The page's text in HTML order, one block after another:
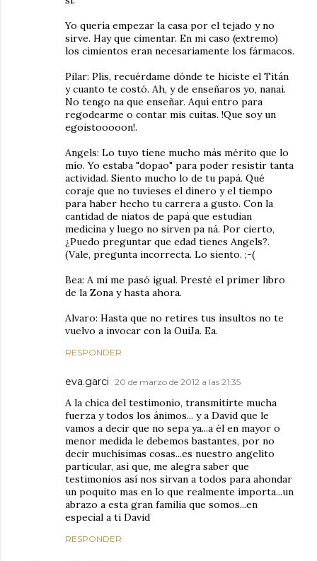
Yo quería empezar la casa por el tejado y no
sirve. Hay que cimentar. En mi caso (extremo)
los cimientos eran necesariamente los fármacos.
Pilar: Plis, recuérdame dónde te hiciste el Titán
y cuanto te costó. Ah, y de enseñaros yo, nanai.
No tengo na que enseñar. Aquí entro para
regodearme o contar mis cuitas. !Que soy un
egoistooooon!.
Angels: Lo tuyo tiene mucho más mérito que lo
mío. Yo estaba "dopao" para poder resistir tanta
actividad. Siento mucho lo de tu papá. Qué
coraje que no tuvieses el dinero y el tiempo
para haber hecho tu carrera a gusto. Con la
cantidad de niatos de papá que estudian
medicina y luego no sirven pa ná. Por cierto,
¿Puedo preguntar que edad tienes Angels?.
(Vale, pregunta incorrecta. Lo siento. ;-(
Bea: A mí me pasó igual. Presté el primer libro
de la Zona y hasta ahora.
Alvaro: Hasta que no retires tus insultos no te
vuelvo a invocar con la OuiJa. Ea.
RESPONDER
eva.garci 20 de marzo de 2012 a las 21:35
A la chica del testimonio, transmitirte mucha
fuerza y todos los ánimos... y a David que le
vamos a decir que no sepa ya...a él en mayor o
menor medida le debemos bastantes, por no
decir muchísimas cosas...es nuestro angelito
particular, así que, me alegra saber que
testimonios así nos sirvan a todos para ahondar
un poquito mas en lo que realmente importa...un
abrazo a esta gran familia que somos...en
especial a ti David
RESPONDER